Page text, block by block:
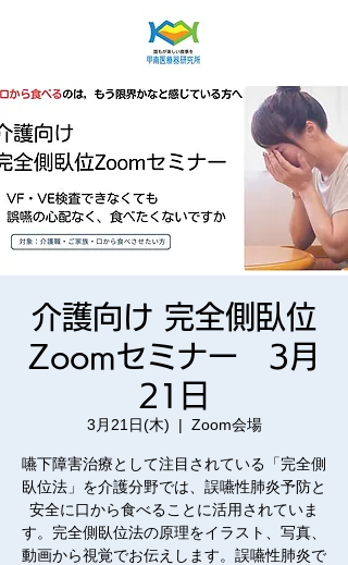
介護向け 完全側臥位
Zoomセミナー 3月
21日
3月21日(木)
  |
Zoom会場
嚥下障害治療として注目されている「完全側
臥位法」を介護分野では、誤嚥性肺炎予防と
安全に口から食べることに活用されていま
す。完全側臥位法の原理をイラスト、写真、
動画から視覚でお伝えします。誤嚥性肺炎で